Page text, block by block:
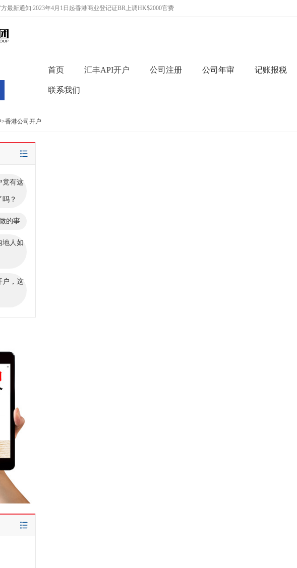
最新通知:2023年4月1日起香港商业登记证BR上调HK$2000官费
首页 汇丰API开户 公司注册 公司年审 记账报税
联系我们
>香港公司开户
竟有这
？
的事
地人如
户，这